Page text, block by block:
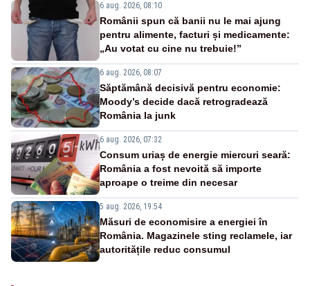
6 aug. 2026, 08:10
Românii spun că banii nu le mai ajung
pentru alimente, facturi și medicamente:
„Au votat cu cine nu trebuie!”
6 aug. 2026, 08:07
Săptămână decisivă pentru economie:
Moody’s decide dacă retrogradează
România la junk
6 aug. 2026, 07:32
Consum uriaș de energie miercuri seară:
România a fost nevoită să importe
aproape o treime din necesar
5 aug. 2026, 19:54
Măsuri de economisire a energiei în
România. Magazinele sting reclamele, iar
autoritățile reduc consumul